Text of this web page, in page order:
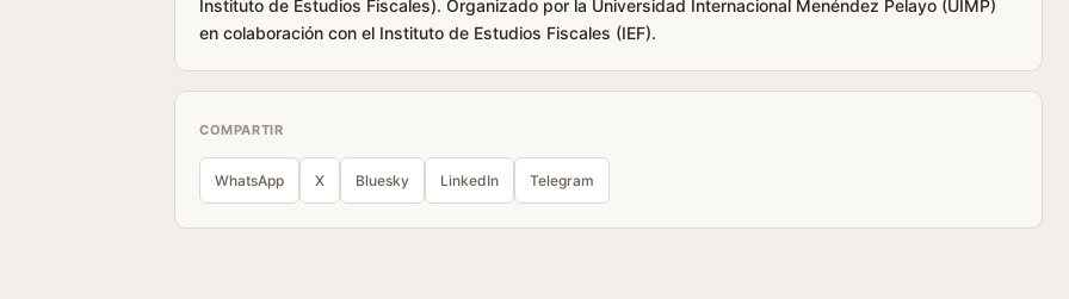
Instituto de Estudios Fiscales). Organizado por la Universidad Internacional Menéndez Pelayo (UIMP)
en colaboración con el Instituto de Estudios Fiscales (IEF).
COMPARTIR
WhatsApp X Bluesky LinkedIn Telegram